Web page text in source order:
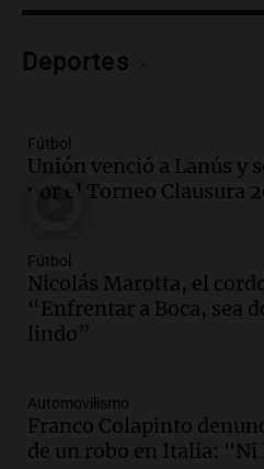
tributo todos los
Episodios
sea, va a ser lindo”
La Cadena del Gol
Episodios
en ludopatía: “Tener
mano es muy
La Argentina, hoy
Episodios
sobre los parques
Amamos Argentina
Episodios
Deportes
Fútbol
Unión venció a Lanús y
por el Torneo Clausura
Fútbol
Nicolás Marotta, el
“Enfrentar a Boca, sea
lindo”
Automovilismo
Franco Colapinto
de un robo en Italia: